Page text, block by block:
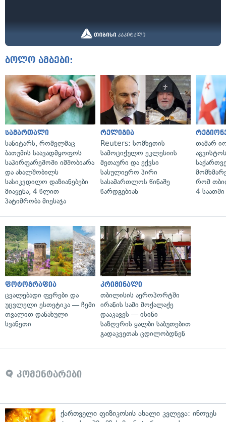
ბოლო ამბები:
სამართალი
სანიტარს, რომელმაც
ბათუმის საავადმყოფოს
საპირფარეშოში იმშობიარა
და ახალშობილს
სასიკვდილო დაზიანებები
მიაყენა, 4 წლით
პატიმრობა მიესაჯა
რელიგია
Reuters: სომხეთის
სამოციქულო ეკლესიის
მეთაური და ექვსი
სასულიერო პირი
სასამართლოს წინაშე
წარდგებიან
თამარ
რომ
4
ფოტოგრაფია
ცვალებადი ფერები და
უცვლელი ესთეტიკა — ჩემი
თვალით დანახული
სვანეთი
კრიმინალი
თბილისის აეროპორტში
ირანის სამი მოქალაქე
დააკავეს — ისინი
საზღვრის ყალბი საბუთებით
გადაკვეთას ცდილობდნენ
კომენტარები
ქართველი ფიზიკოსის ახალი კვლევა: ინოუეს